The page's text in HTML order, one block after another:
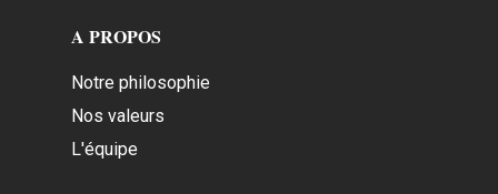
A PROPOS
Notre philosophie
Nos valeurs
L'équipe